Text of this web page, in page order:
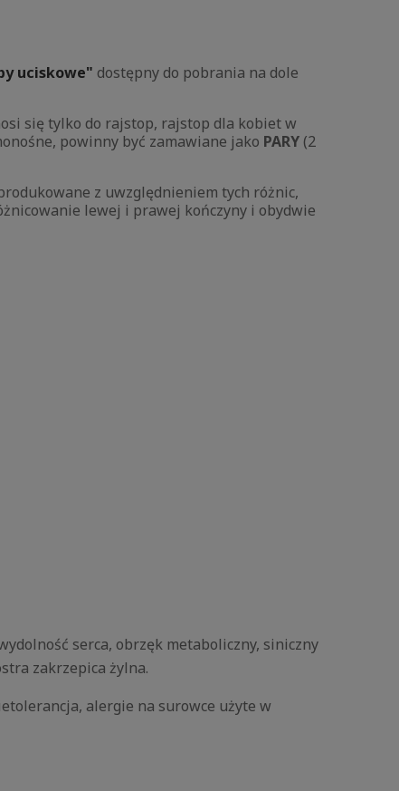
uciskowe" dostępny do pobrania na dole
się tylko do rajstop, rajstop dla kobiet w
powinny być zamawiane jako PARY (2
z uwzględnieniem tych różnic,
lewej i prawej kończyny i obydwie
serca, obrzęk metaboliczny, siniczny
zakrzepica żylna.
alergie na surowce użyte w